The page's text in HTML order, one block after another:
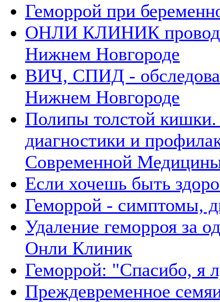
Геморрой при
ОНЛИ КЛИНИК
Нижнем Новгороде
ВИЧ, СПИД -
Нижнем Новгороде
Полипы толстой
диагностики и
Современной
Если хочешь быть
Геморрой - симптомы,
Удаление геморроя за
Онли Клиник
Геморрой: "Спасибо, я
Преждевременное